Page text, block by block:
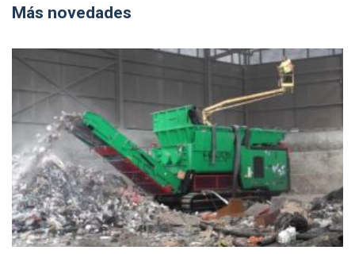
Más novedades